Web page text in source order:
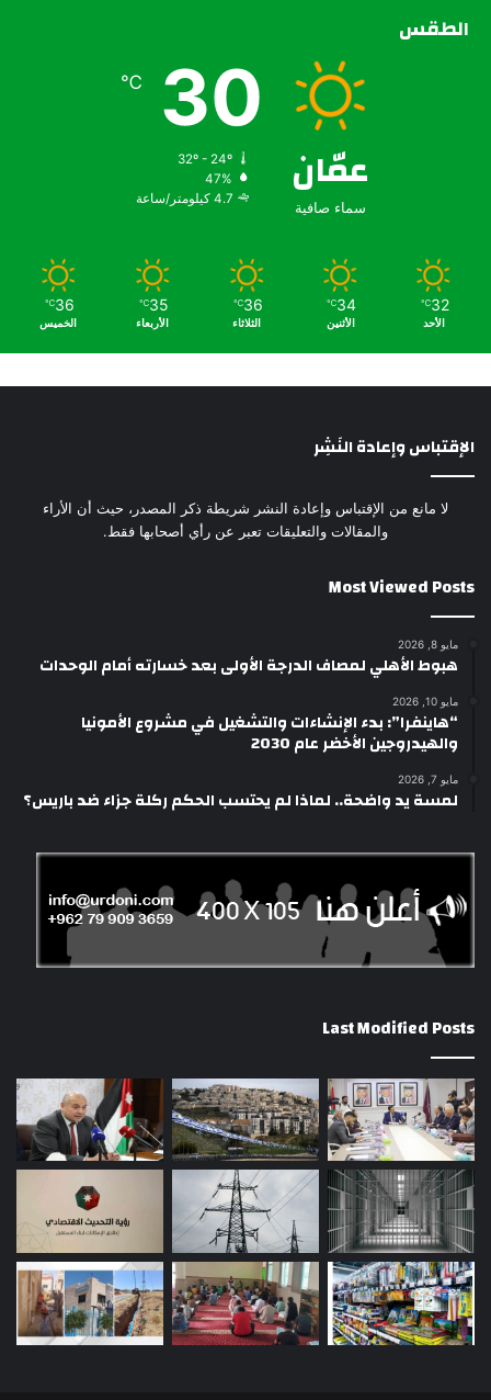
الطقس
عمّان
سماء صافية
30
℃
32º - 24º
47%
4.7 كيلومتر/ساعة
32
℃
الأحد
34
℃
الأثنين
36
℃
الثلاثاء
35
℃
الأربعاء
36
℃
الخميس
الإقتباس وإعادة النَشِر
لا مانع من الإقتباس وإعادة النشر شريطة ذكر المصدر، حيث أن الأراء
والمقالات والتعليقات تعبر عن رأي أصحابها فقط.
Most Viewed Posts
مايو 8, 2026
هبوط الأهلي لمصاف الدرجة الأولى بعد خسارته أمام الوحدات
مايو 10, 2026
“هاينفرا”: بدء الإنشاءات والتشغيل في مشروع الأمونيا
والهيدروجين الأخضر عام 2030
مايو 7, 2026
لمسة يد واضحة.. لماذا لم يحتسب الحكم ركلة جزاء ضد باريس؟
Last Modified Posts